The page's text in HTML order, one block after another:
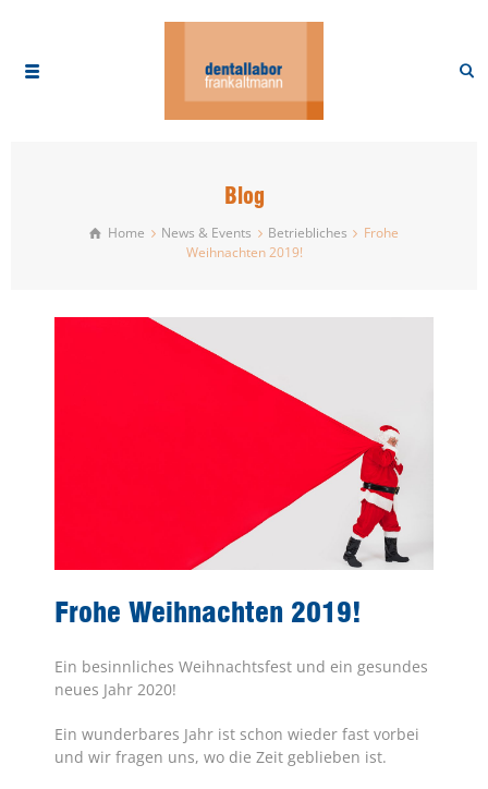
Blog
Home News & Events Betriebliches
Frohe
Weihnachten 2019!
Frohe Weihnachten 2019!
Ein besinnliches Weihnachtsfest und ein gesundes
neues Jahr 2020!
Ein wunderbares Jahr ist schon wieder fast vorbei
und wir fragen uns, wo die Zeit geblieben ist.